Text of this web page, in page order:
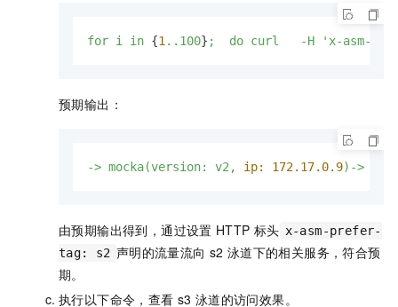
for i in {1 ..100} ; do curl -H 'x-asm-
预期输出：
-> mocka(version: v2, ip: 172.17.0.9)->
由预期输出得到，通过设置 HTTP 标头 x-asm-prefer-
tag: s2 声明的流量流向 s2 泳道下的相关服务，符合预
期。
执行以下命令，查看 s3 泳道的访问效果。